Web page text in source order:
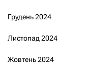
Грудень 2024
Листопад 2024
Жовтень 2024